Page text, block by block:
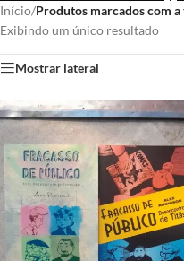
Início/Produtos marcados com a
Exibindo um único resultado
Mostrar lateral